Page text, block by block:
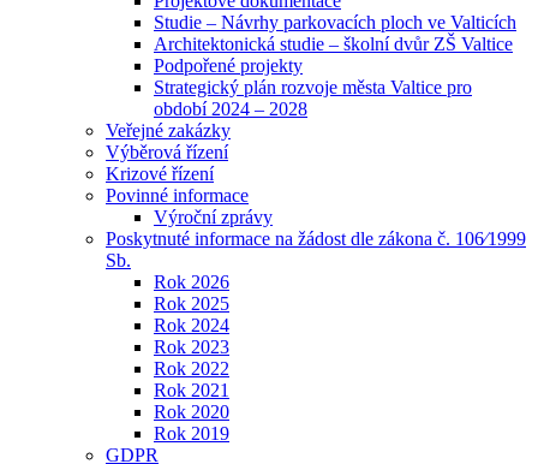
Studie – Návrhy parkovacích ploch ve Valticích
Architektonická studie – školní dvůr ZŠ Valtice
Podpořené projekty
Strategický plán rozvoje města Valtice pro
období 2024 – 2028
Veřejné zakázky
Výběrová řízení
Krizové řízení
Povinné informace
Výroční zprávy
Poskytnuté informace na žádost dle zákona č. 106⁄1999
Sb.
Rok 2026
Rok 2025
Rok 2024
Rok 2023
Rok 2022
Rok 2021
Rok 2020
Rok 2019
GDPR